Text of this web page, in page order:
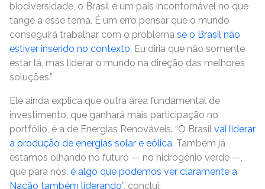
biodiversidade, o Brasil é um país incontornável no que
tange a esse tema. É um erro pensar que o mundo
conseguirá trabalhar com o problema se o Brasil não
estiver inserido no contexto. Eu diria que não somente
estar lá, mas liderar o mundo na direção das melhores
soluções.”
Ele ainda explica que outra área fundamental de
investimento, que ganhará mais participação no
portfólio, é a de Energias Renováveis. “O Brasil vai liderar
a produção de energias solar e eólica. Também já
estamos olhando no futuro — no hidrogênio verde —,
que para nós, é algo que podemos ver claramente a
Nação também liderando”, conclui.